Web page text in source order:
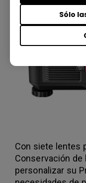
Sólo
Con siete lentes
Conservación de
personalizar su